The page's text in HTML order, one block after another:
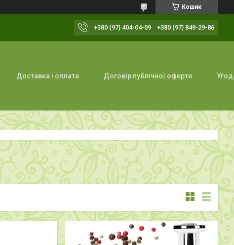
Кошик
+380 (97) 404-04-09 +380 (97) 849-29-86
Доставка і оплата Договір публічної оферти